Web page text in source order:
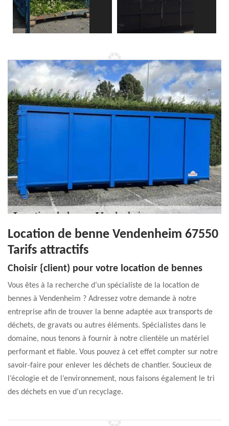
Location de benne Vendenheim 67550
Tarifs attractifs
Choisir {client) pour votre location de bennes
Vous êtes à la recherche d’un spécialiste de la location de
bennes à Vendenheim ? Adressez votre demande à notre
entreprise afin de trouver la benne adaptée aux transports de
déchets, de gravats ou autres éléments. Spécialistes dans le
domaine, nous tenons à fournir à notre clientèle un matériel
performant et fiable. Vous pouvez à cet effet compter sur notre
savoir-faire pour enlever les déchets de chantier. Soucieux de
l’écologie et de l’environnement, nous faisons également le tri
des déchets en vue d’un recyclage.